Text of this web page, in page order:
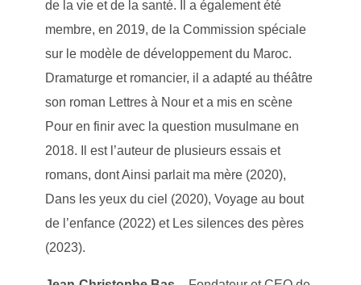
de la vie et de la santé. Il a également été
membre, en 2019, de la Commission spéciale
sur le modèle de développement du Maroc.
Dramaturge et romancier, il a adapté au théâtre
son roman Lettres à Nour et a mis en scène
Pour en finir avec la question musulmane en
2018. Il est l’auteur de plusieurs essais et
romans, dont Ainsi parlait ma mère (2020),
Dans les yeux du ciel (2020), Voyage au bout
de l’enfance (2022) et Les silences des pères
(2023).